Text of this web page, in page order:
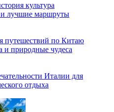
культура
и лучшие маршруты
путешествий по Китаю
и природные чудеса
Италии для
отдыха